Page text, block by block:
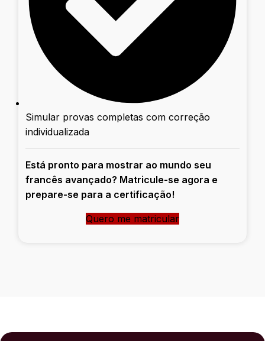
Simular provas completas com correção
individualizada
Está pronto para mostrar ao mundo seu
francês avançado? Matricule-se agora e
prepare-se para a certificação!
Quero me matricular